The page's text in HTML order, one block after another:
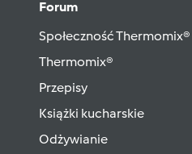
Forum
Społeczność Thermomix®
Thermomix®
Przepisy
Książki kucharskie
Odżywianie